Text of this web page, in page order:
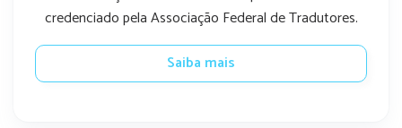
credenciado pela Associação Federal de Tradutores.
Saiba mais